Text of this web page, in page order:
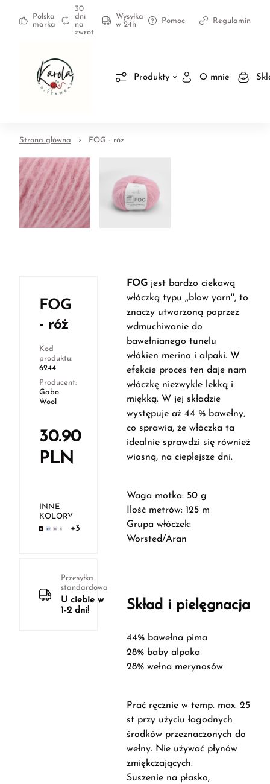
Polska
marka
30
dni
na
zwrot
Wysyłka
w 24h
Pomoc Regulamin
Produkty O mnie
Strona główna FOG - róż
FOG
- róż
Kod
produktu:
6244
Producent:
Gabo
Wool
30.90
PLN
INNE
KOLORY
+3
Przesyłka
standardowa
U ciebie w
1-2 dni!
FOG jest bardzo ciekawą
włóczką typu ,,blow yarn'', to
znaczy utworzoną poprzez
wdmuchiwanie do
bawełnianego tunelu
włókien merino i alpaki. W
efekcie proces ten daje nam
włóczkę niezwykle lekką i
miękką. W jej składzie
występuje aż 44 % bawełny,
co sprawia, że włóczka ta
idealnie sprawdzi się również
wiosną, na cieplejsze dni.
Waga motka: 50 g
Ilość metrów: 125 m
Grupa włóczek:
Worsted/Aran
Skład i pielęgnacja
44% bawełna pima
28% baby alpaka
28% wełna merynosów
Prać ręcznie w temp. max. 25
st przy użyciu łagodnych
środków przeznaczonych do
wełny. Nie używać płynów
zmiękczających.
Suszenie na płasko,